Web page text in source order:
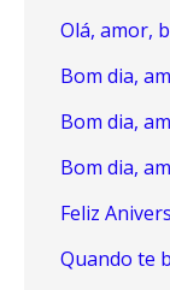
Olá, amor,
Bom dia,
Bom dia,
Bom dia,
Feliz
Quando te